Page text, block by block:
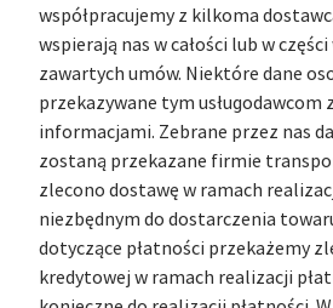
współpracujemy z kilkoma
wspierają nas w całości lub w
zawartych umów. Niektóre dane
przekazywane tym usługodawcom
informacjami. Zebrane przez nas
zostaną przekazane firmie
zlecono dostawę w ramach
niezbędnym do dostarczenia
dotyczące płatności przekażemy
kredytowej w ramach realizacji